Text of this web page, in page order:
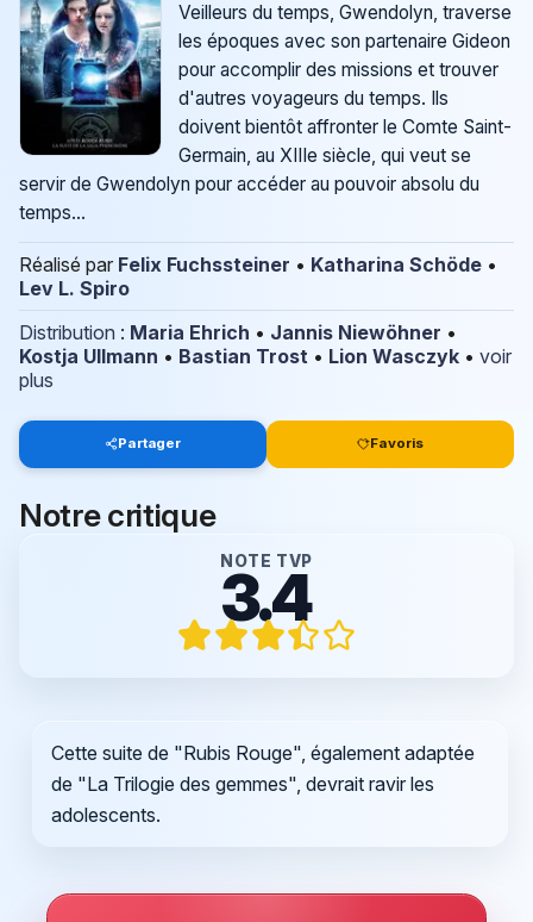
Veilleurs du temps, Gwendolyn, traverse
les époques avec son partenaire Gideon
pour accomplir des missions et trouver
d'autres voyageurs du temps. Ils
doivent bientôt affronter le Comte Saint-
Germain, au XIIIe siècle, qui veut se
servir de Gwendolyn pour accéder au pouvoir absolu du
temps...
Réalisé par Felix Fuchssteiner • Katharina Schöde •
Lev L. Spiro
Distribution : Maria Ehrich • Jannis Niewöhner •
Kostja Ullmann • Bastian Trost • Lion Wasczyk • voir
plus
Partager Favoris
Notre critique
NOTE TVP
3.4
Cette suite de "Rubis Rouge", également adaptée
de "La Trilogie des gemmes", devrait ravir les
adolescents.